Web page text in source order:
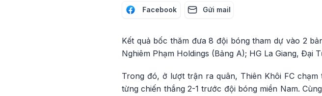
Facebook Gửi mail
Kết quả bốc thăm đưa 8 đội bóng tham dự vào 2
Nghiêm Phạm Holdings (Bảng A); HG La Giang, Đại
Trong đó, ở lượt trận ra quân, Thiên Khôi FC
từng chiến thắng 2-1 trước đội bóng miền Nam.